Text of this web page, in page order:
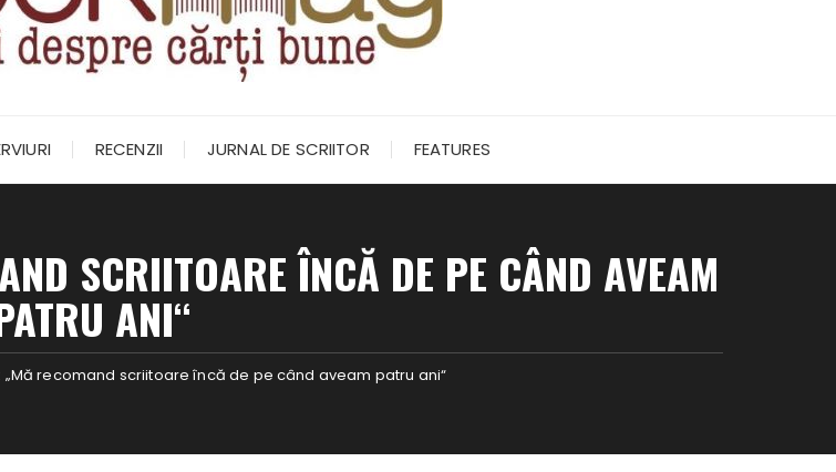
RECENZII JURNAL DE SCRIITOR FEATURES
SCRIITOARE ÎNCĂ DE PE CÂND AVEAM
ANI“
„Mă recomand scriitoare încă de pe când aveam patru ani“